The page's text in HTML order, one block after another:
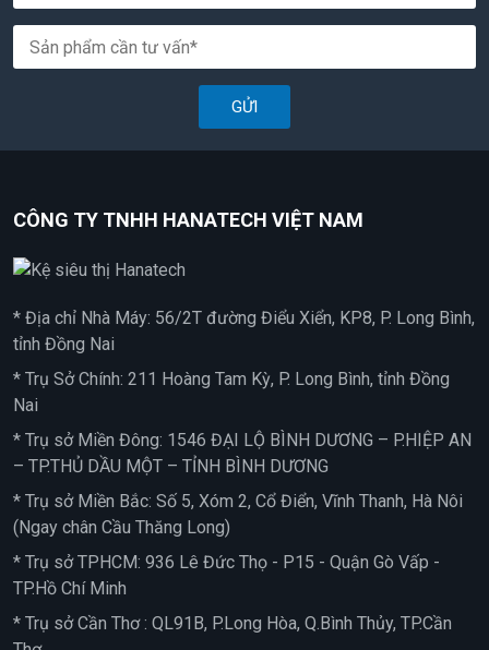
GỬI
CÔNG TY TNHH HANATECH VIỆT NAM
* Địa chỉ Nhà Máy: 56/2T đường Điểu Xiển, KP8, P. Long Bình,
tỉnh Đồng Nai
* Trụ Sở Chính: 211 Hoàng Tam Kỳ, P. Long Bình, tỉnh Đồng
Nai
* Trụ sở Miền Đông: 1546 ĐẠI LỘ BÌNH DƯƠNG – P.HIỆP AN
– TP.THỦ DẦU MỘT – TỈNH BÌNH DƯƠNG
* Trụ sở Miền Bắc: Số 5, Xóm 2, Cổ Điển, Vĩnh Thanh, Hà Nôi
(Ngay chân Cầu Thăng Long)
* Trụ sở TPHCM: 936 Lê Đức Thọ - P15 - Quận Gò Vấp -
TP.Hồ Chí Minh
* Trụ sở Cần Thơ : QL91B, P.Long Hòa, Q.Bình Thủy, TP.Cần